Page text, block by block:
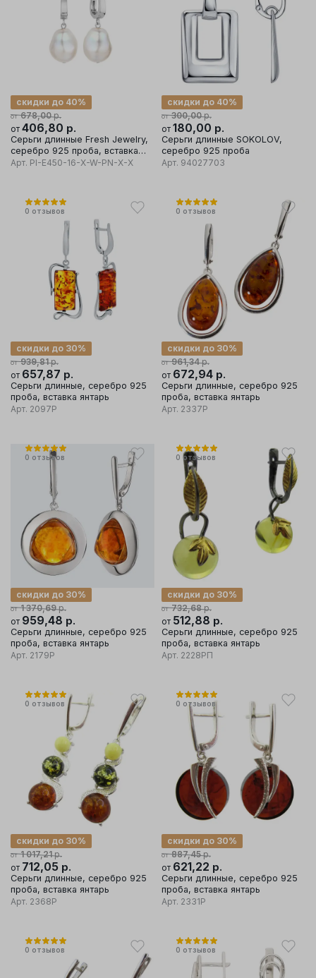
от 678,00р.
скидки до 40%
от 406,80 р.
Серьги длинные Fresh Jewelry,
серебро 925 проба, вставка
жемчуг
Арт. PI-E450-16-X-W-PN-X-X
от 300,00р.
скидки до 40%
от 180,00 р.
Серьги длинные SOKOLOV,
серебро 925 проба
Арт. 94027703
0 отзывов
от 939,81р.
скидки до 30%
от 657,87 р.
Серьги длинные, серебро 925
проба, вставка янтарь
Арт. 2097Р
0 отзывов
от 961,34р.
скидки до 30%
от 672,94 р.
Серьги длинные, серебро 925
проба, вставка янтарь
Арт. 2337Р
0 отзывов
от 1 370,69р.
скидки до 30%
от 959,48 р.
Серьги длинные, серебро 925
проба, вставка янтарь
Арт. 2179Р
0 отзывов
от 732,68р.
скидки до 30%
от 512,88 р.
Серьги длинные, серебро 925
проба, вставка янтарь
Арт. 2228РП
0 отзывов
от 1 017,21р.
скидки до 30%
от 712,05 р.
Серьги длинные, серебро 925
проба, вставка янтарь
Арт. 2368Р
0 отзывов
от 887,45р.
скидки до 30%
от 621,22 р.
Серьги длинные, серебро 925
проба, вставка янтарь
Арт. 2331Р
0 отзывов 0 отзывов